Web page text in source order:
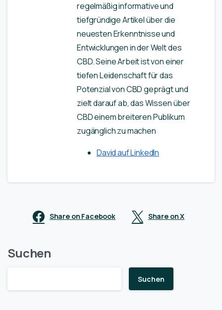
regelmäßig informative und
tiefgründige Artikel über die
neuesten Erkenntnisse und
Entwicklungen in der Welt des
CBD. Seine Arbeit ist von einer
tiefen Leidenschaft für das
Potenzial von CBD geprägt und
zielt darauf ab, das Wissen über
CBD einem breiteren Publikum
zugänglich zu machen
David auf LinkedIn
Share on Facebook Share on X
Suchen
Suchen